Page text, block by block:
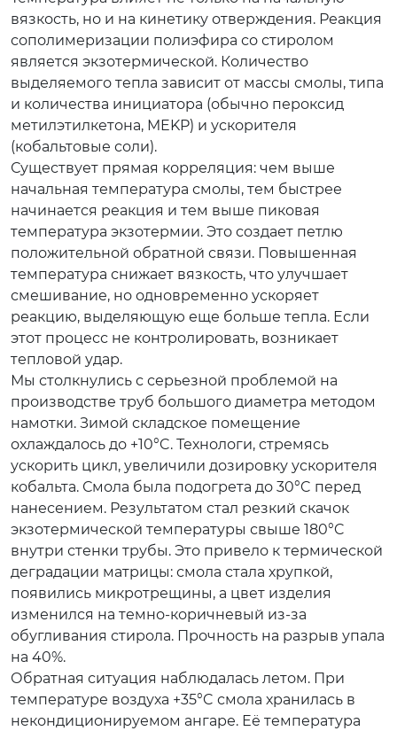
вязкость, но и на кинетику отверждения. Реакция
сополимеризации полиэфира со стиролом
является экзотермической. Количество
выделяемого тепла зависит от массы смолы, типа
и количества инициатора (обычно пероксид
метилэтилкетона, MEKP) и ускорителя
(кобальтовые соли).
Существует прямая корреляция: чем выше
начальная температура смолы, тем быстрее
начинается реакция и тем выше пиковая
температура экзотермии. Это создает петлю
положительной обратной связи. Повышенная
температура снижает вязкость, что улучшает
смешивание, но одновременно ускоряет
реакцию, выделяющую еще больше тепла. Если
этот процесс не контролировать, возникает
тепловой удар.
Мы столкнулись с серьезной проблемой на
производстве труб большого диаметра методом
намотки. Зимой складское помещение
охлаждалось до +10°C. Технологи, стремясь
ускорить цикл, увеличили дозировку ускорителя
кобальта. Смола была подогрета до 30°C перед
нанесением. Результатом стал резкий скачок
экзотермической температуры свыше 180°C
внутри стенки трубы. Это привело к термической
деградации матрицы: смола стала хрупкой,
появились микротрещины, а цвет изделия
изменился на темно-коричневый из-за
обугливания стирола. Прочность на разрыв упала
на 40%.
Обратная ситуация наблюдалась летом. При
температуре воздуха +35°C смола хранилась в
некондиционируемом ангаре. Её температура